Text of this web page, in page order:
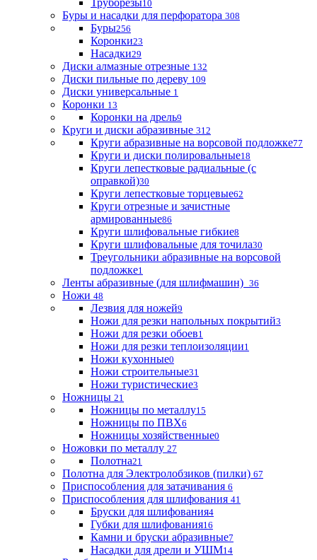
Труборезы10
Буры и насадки для перфоратора 308
Буры256
Коронки23
Насадки29
Диски алмазные отрезные 132
Диски пильные по дереву 109
Диски универсальные 1
Коронки 13
Коронки на дрель9
Круги и диски абразивные 312
Круги абразивные на ворсовой подложке77
Круги и диски полировальные18
Круги лепестковые радиальные (с
оправкой)30
Круги лепестковые торцевые62
Круги отрезные и зачистные
армированные86
Круги шлифовальные гибкие8
Круги шлифовальные для точила30
Треугольники абразивные на ворсовой
подложке1
Ленты абразивные (для шлифмашин) 36
Ножи 48
Лезвия для ножей9
Ножи для резки напольных покрытий3
Ножи для резки обоев1
Ножи для резки теплоизоляции1
Ножи кухонные0
Ножи строительные31
Ножи туристические3
Ножницы 21
Ножницы по металлу15
Ножницы по ПВХ6
Ножницы хозяйственные0
Ножовки по металлу 27
Полотна21
Полотна для Электролобзиков (пилки) 67
Приспособления для затачивания 6
Приспособления для шлифования 41
Бруски для шлифования4
Губки для шлифования16
Камни и бруски абразивные7
Насадки для дрели и УШМ14